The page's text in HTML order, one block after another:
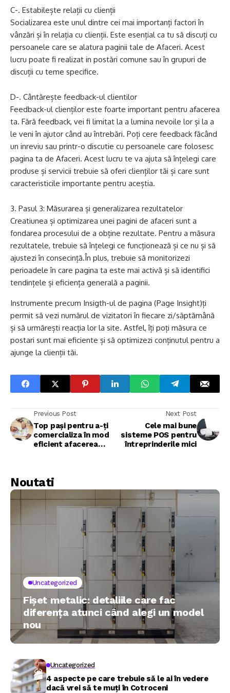
C-. Estabilește relații cu clienții
Socializarea este unul dintre cei mai importanți factori în
vânzări și în relația cu clienții. Este esențial ca tu să discuți cu
persoanele care se alatura paginii tale de Afaceri. Acest
lucru poate fi realizat in postări comune sau în grupuri de
discuții cu teme specifice.
D-. Cântărește feedback-ul clientilor
Feedback-ul clienților este foarte important pentru afacerea
ta. Fără feedback, vei fi limitat la a lumina nevoile lor și la a
le veni în ajutor când au întrebări. Poți cere feedback făcând
un inreviu sau printr-o discutie cu persoanele care folosesc
pagina ta de Afaceri. Acest lucru te va ajuta să înțelegi care
produse și servicii trebuie să oferi clienților tăi și care sunt
caracteristicile importante pentru aceștia.
Pasul 3: Măsurarea și generalizarea rezultatelor
Creatiunea și optimizarea unei pagini de afaceri sunt a
fondarea procesului de a obține rezultate. Pentru a măsura
rezultatele, trebuie să înțelegi ce funcționează și ce nu și să
ajustezi în consecință.În plus, trebuie să monitorizezi
perioadele în care pagina ta este mai activă și să identifici
tendințele și eficiența generală a paginii.
Instrumente precum Insigth-ul de pagina (Page Insight)ți
permit să vezi numărul de vizitatori în fiecare zi/săptămână
și să urmărești reacția lor la site. Astfel, îți poți măsura ce
postari sunt mai eficiente și să optimizezi conținutul pentru a
ajunge la clienții tăi.
Previous Post
Top pași pentru a-ți
comercializa în mod
eficient afacerea
Next Post
Cele mai bune
sisteme POS pentru
întreprinderile mici
Noutati
Uncategorized
Fișet metalic: detaliile care fac
diferența atunci când alegi un model
nou
Uncategorized
4 aspecte pe care trebuie să le ai în vedere
dacă vrei să te muți în Cotroceni